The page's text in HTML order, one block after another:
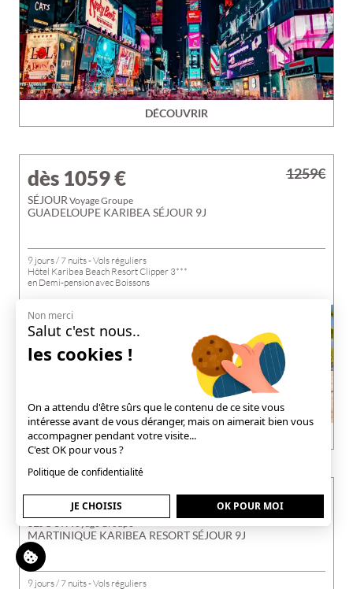
DÉCOUVRIR
dès 1059€
SÉJOUR Voyage Groupe
GUADELOUPE KARIBEA SÉJOUR 9J
9 jours / 7 nuits - Vols réguliers
Hôtel Karibea Beach Resort Clipper 3***
en Demi-pension avec Boissons
DÉCOUVRIR
1259€
dès 1069€
SÉJOURVoyage Groupe
MARTINIQUE KARIBEA RESORT SÉJOUR 9J
9 jours / 7 nuits - Vols réguliers
1269€
Non merci
Salut c'est nous..
les cookies !
On a attendu d'être sûrs que le contenu de ce site vous
intéresse avant de vous déranger, mais on aimerait bien vous
accompagner pendant votre visite...
C'est OK pour vous ?
Politique de confidentialité
JE CHOISIS OK POUR MOI